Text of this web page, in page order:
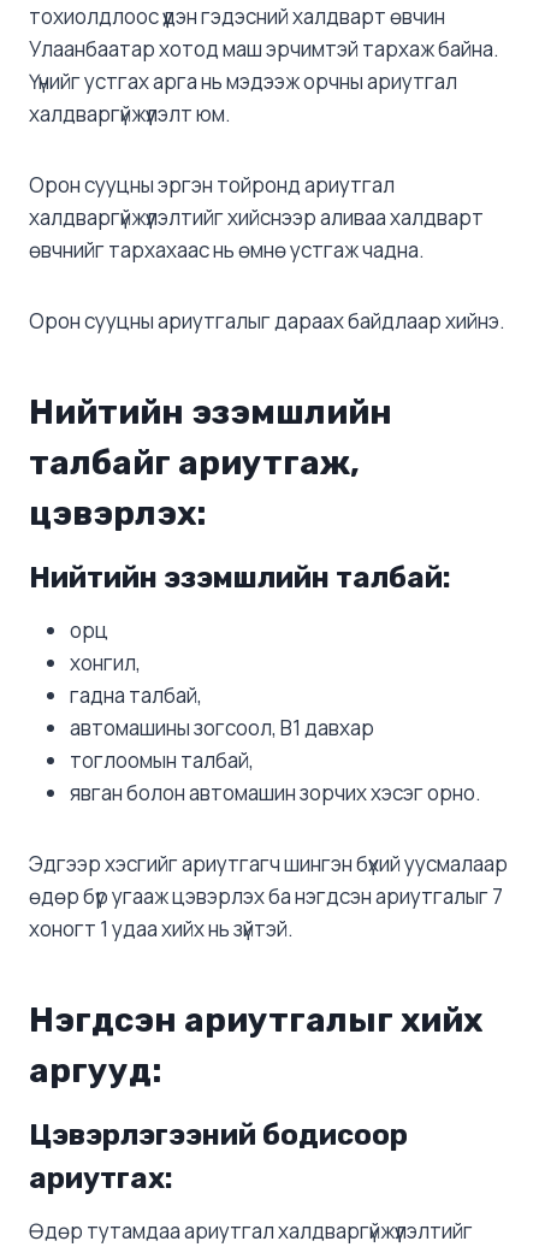
тохиолдлоос үүдэн гэдэсний халдварт өвчин
Улаанбаатар хотод маш эрчимтэй тархаж байна.
Үүнийг устгах арга нь мэдээж орчны ариутгал
халдваргүйжүүлэлт юм.
Орон сууцны эргэн тойронд ариутгал
халдваргүйжүүлэлтийг хийснээр аливаа халдварт
өвчнийг тархахаас нь өмнө устгаж чадна.
Орон сууцны ариутгалыг дараах байдлаар хийнэ.
Нийтийн эзэмшлийн
талбайг ариутгаж,
цэвэрлэх:
Нийтийн эзэмшлийн талбай:
орц
хонгил,
гадна талбай,
автомашины зогсоол, В1 давхар
тоглоомын талбай,
явган болон автомашин зорчих хэсэг орно.
Эдгээр хэсгийг ариутгагч шингэн бүхий уусмалаар
өдөр бүр угааж цэвэрлэх ба нэгдсэн ариутгалыг 7
хоногт 1 удаа хийх нь зүйтэй.
Нэгдсэн ариутгалыг хийх
аргууд:
Цэвэрлэгээний бодисоор
ариутгах:
Өдөр тутамдаа ариутгал халдваргүйжүүлэлтийг